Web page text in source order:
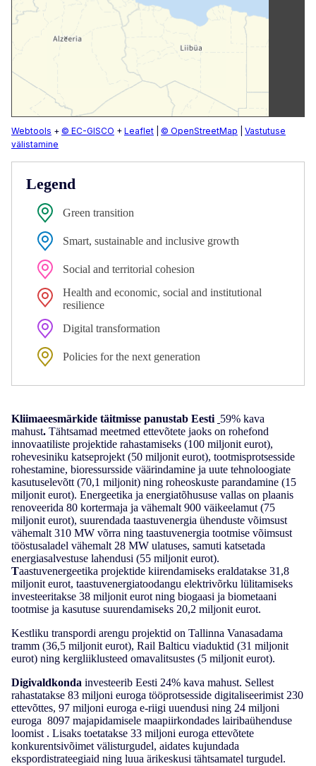
Webtools + © EC-GISCO + Leaflet © OpenStreetMap
Vastutuse
välistamine
Legend
Green transition
Smart, sustainable and inclusive growth
Social and territorial cohesion
Health and economic, social and institutional
resilience
Digital transformation
Policies for the next generation
Kliimaeesmärkide täitmisse panustab Eesti 59% kava
mahust. Tähtsamad meetmed ettevõtete jaoks on rohefond
innovaatiliste projektide rahastamiseks (100 miljonit eurot),
rohevesiniku katseprojekt (50 miljonit eurot), tootmisprotsesside
rohestamine, bioressursside väärindamine ja uute tehnoloogiate
kasutuselevõtt (70,1 miljonit) ning roheoskuste parandamine (15
miljonit eurot). Energeetika ja energiatõhususe vallas on plaanis
renoveerida 80 kortermaja ja vähemalt 900 väikeelamut (75
miljonit eurot), suurendada taastuvenergia ühenduste võimsust
vähemalt 310 MW võrra ning taastuvenergia tootmise võimsust
tööstusaladel vähemalt 28 MW ulatuses, samuti katsetada
energiasalvestuse lahendusi (55 miljonit eurot).
Taastuvenergeetika projektide kiirendamiseks eraldatakse 31,8
miljonit eurot, taastuvenergiatoodangu elektrivõrku lülitamiseks
investeeritakse 38 miljonit eurot ning biogaasi ja biometaani
tootmise ja kasutuse suurendamiseks 20,2 miljonit eurot.
Kestliku transpordi arengu projektid on Tallinna Vanasadama
tramm (36,5 miljonit eurot), Rail Balticu viaduktid (31 miljonit
eurot) ning kergliiklusteed omavalitsustes (5 miljonit eurot).
Digivaldkonda investeerib Eesti 24% kava mahust. Sellest
rahastatakse 83 miljoni euroga tööprotsesside digitaliseerimist 230
ettevõttes, 97 miljoni euroga e-riigi uuendusi ning 24 miljoni
euroga 8097 majapidamisele maapiirkondades lairibaühenduse
loomist . Lisaks toetatakse 33 miljoni euroga ettevõtete
konkurentsivõimet välisturgudel, aidates kujundada
ekspordistrateegiaid ning luua ärikeskusi tähtsamatel turgudel.